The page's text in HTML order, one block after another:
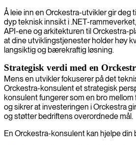
Å leie inn en Orckestra-utvikler gir deg
dyp teknisk innsikt i .NET-
API-ene og arkitekturen til Orckestra-
at dine utviklingstjenester holder høy
langsiktig og bærekraftig løsning.
Strategisk verdi med en
Mens en utvikler fokuserer på det
Orckestra-konsulent et strategisk
konsulent fungerer som en bro
og sikrer at investeringen i Orckestra
og støtter bedriftens overordnede mål.
En Orckestra-konsulent kan hjelpe din